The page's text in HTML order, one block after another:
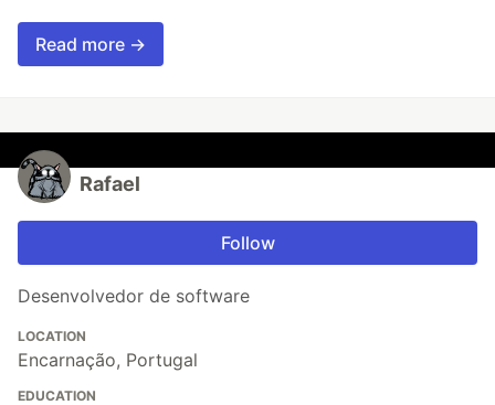
Read more →
Rafael
Follow
Desenvolvedor de software
LOCATION
Encarnação, Portugal
EDUCATION